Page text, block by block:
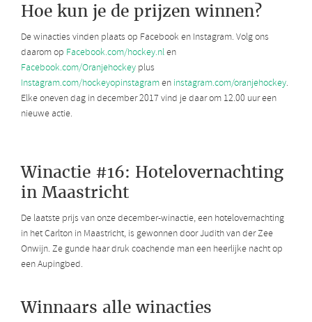
Hoe kun je de prijzen winnen?
De winacties vinden plaats op Facebook en Instagram. Volg ons
daarom op Facebook.com/hockey.nlen
Facebook.com/Oranjehockey plus
Instagram.com/hockeyopinstagramen instagram.com/oranjehockey.
Elke oneven dag in december 2017 vind je daar om 12.00 uur een
nieuwe actie.
Winactie #16: Hotelovernachting
in Maastricht
De laatste prijs van onze december-winactie, een hotelovernachting
in het Carlton in Maastricht, is gewonnen door Judith van der Zee
Onwijn. Ze gunde haar druk coachende man een heerlijke nacht op
een Aupingbed.
Winnaars alle winacties